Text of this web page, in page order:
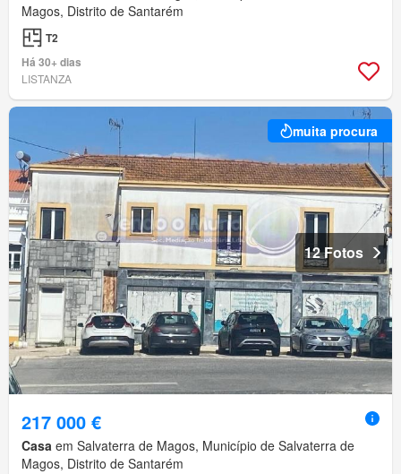
Magos, Distrito de Santarém
T2
Há 30+ dias
LISTANZA
muita procura
12 Fotos
217 000 €
Casa em Salvaterra de Magos, Município de Salvaterra de
Magos, Distrito de Santarém